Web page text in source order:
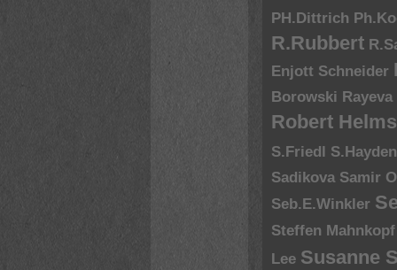
PH.Dittrich
R.Rubbert
Enjott Schneider
Borowski Rayeva
Robert
S.Friedl
S.Hayden
Sadikova Samir
Seb.E.Winkler
Steffen
Lee Susanne